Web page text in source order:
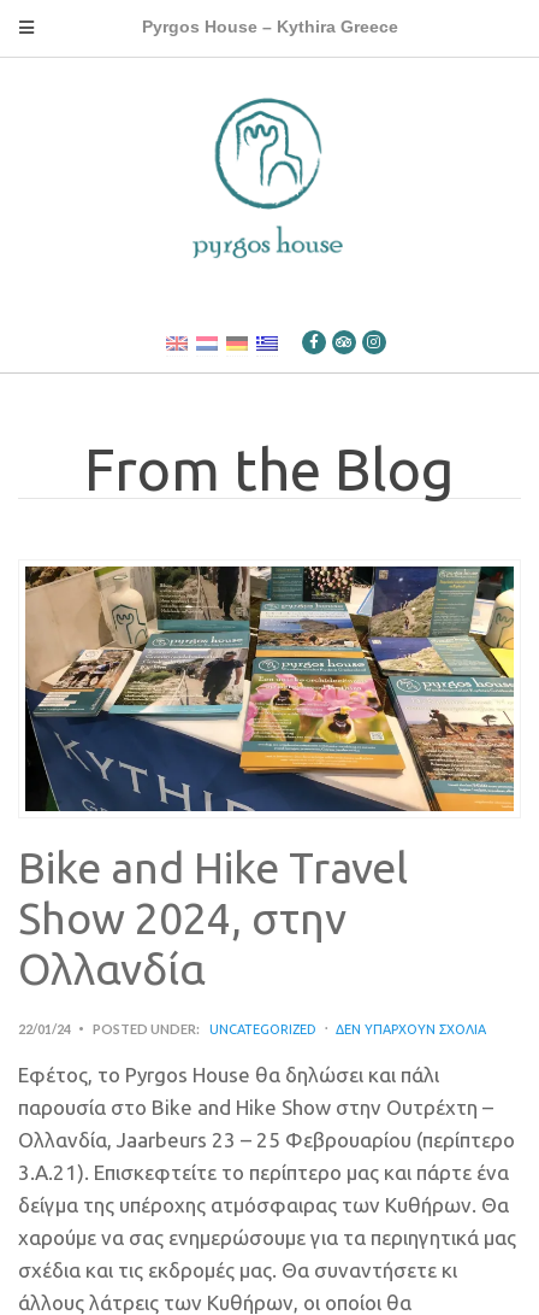
Pyrgos House – Kythira Greece
From the Blog
Bike and Hike Travel
Show 2024, στην
Ολλανδία
22/01/24 POSTED UNDER: UNCATEGORIZED ΔΕΝ ΥΠΆΡΧΟΥΝ ΣΧΌΛΙΑ
Εφέτος, το Pyrgos House θα δηλώσει και πάλι
παρουσία στο Bike and Hike Show στην Ουτρέχτη –
Ολλανδία, Jaarbeurs 23 – 25 Φεβρουαρίου (περίπτερο
3.A.21). Επισκεφτείτε το περίπτερο μας και πάρτε ένα
δείγμα της υπέροχης ατμόσφαιρας των Κυθήρων. Θα
χαρούμε να σας ενημερώσουμε για τα περιηγητικά μας
σχέδια και τις εκδρομές μας. Θα συναντήσετε κι
άλλους λάτρεις των Κυθήρων, οι οποίοι θα